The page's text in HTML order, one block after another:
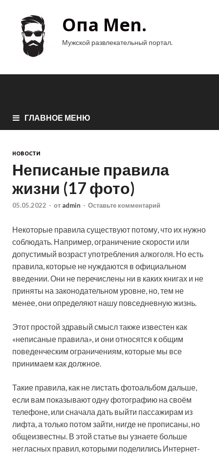
Опа Men.
Мужской развлекательный портал.
ГЛАВНОЕ МЕНЮ
НОВОСТИ
Неписаные правила
жизни (17 фото)
05.05.2022 - от admin - Оставьте комментарий
Некоторые правила существуют потому, что их нужно
соблюдать. Например, ограничение скорости или
допустимый возраст употребления алкоголя. Но есть
правила, которые не нуждаются в официальном
введении. Они не перечислены ни в каких книгах и не
приняты на законодательном уровне, но, тем не
менее, они определяют нашу повседневную жизнь.
Этот простой здравый смысл также известен как
«неписаные правила», и они относятся к общим
поведенческим ограничениям, которые мы все
принимаем как должное.
Такие правила, как не листать фотоальбом дальше,
если вам показывают одну фотографию на своём
телефоне, или сначала дать выйти пассажирам из
лифта, а только потом зайти, нигде не прописаны, но
общеизвестны. В этой статье вы узнаете больше
негласных правил, которыми поделились Интернет-